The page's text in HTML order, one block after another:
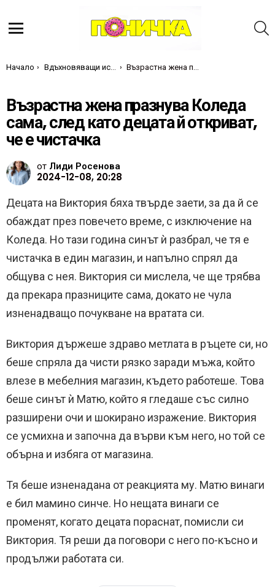
Ти си тук:
Начало Вдъхновяващи истории Възрастна жена празнува Коледа сама, след като децата й откриват, че е чистачка
Възрастна жена празнува Коледа
сама, след като децата й откриват,
че е чистачка
от Лиди Росенова
2024-12-08, 20:28
Децата на Виктория бяха твърде заети, за да й се
обаждат през повечето време, с изключение на
Коледа. Но тази година синът ѝ разбрал, че тя е
чистачка в един магазин, и напълно спрял да
общува с нея. Виктория си мислела, че ще трябва
да прекара празниците сама, докато не чула
изненадващо почукване на вратата си.
Виктория държеше здраво метлата в ръцете си, но
беше спряла да чисти рязко заради мъжа, който
влезе в мебелния магазин, където работеше. Това
беше синът ѝ Матю, който я гледаше със силно
разширени очи и шокирано изражение. Виктория
се усмихна и започна да върви към него, но той се
обърна и избяга от магазина.
Тя беше изненадана от реакцията му. Матю винаги
е бил мамино синче. Но нещата винаги се
променят, когато децата пораснат, помисли си
Виктория. Тя реши да поговори с него по-късно и
продължи работата си.